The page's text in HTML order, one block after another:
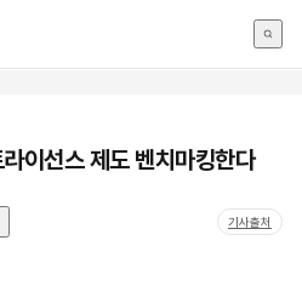
이선스 제도 벤치마킹한다
기사출처